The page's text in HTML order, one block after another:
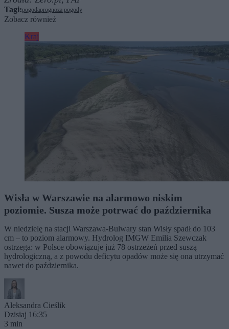
Tagi:pogodaprognoza pogody
Zobacz również
Kraj
Wisła w Warszawie na alarmowo niskim
poziomie. Susza może potrwać do października
W niedzielę na stacji Warszawa-Bulwary stan Wisły spadł do 103
cm – to poziom alarmowy. Hydrolog IMGW Emilia Szewczak
ostrzega: w Polsce obowiązuje już 78 ostrzeżeń przed suszą
hydrologiczną, a z powodu deficytu opadów może się ona utrzymać
nawet do października.
Aleksandra Cieślik
Dzisiaj 16:35
3 min